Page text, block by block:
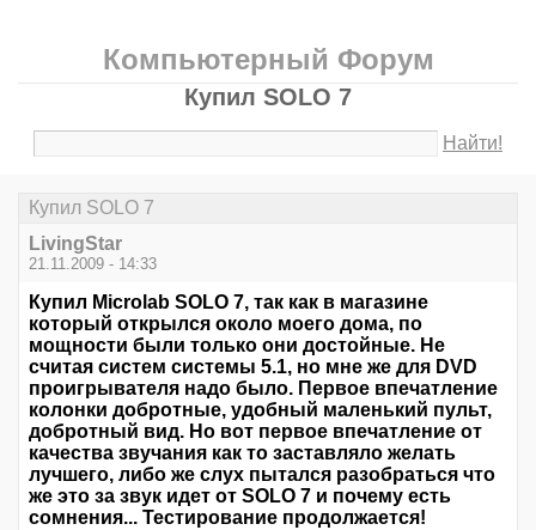
Компьютерный Форум
Купил SOLO 7
Найти!
Купил SOLO 7
LivingStar
21.11.2009 - 14:33
Купил Microlab SOLO 7, так как в магазине
который открылся около моего дома, по
мощности были только они достойные. Не
считая систем системы 5.1, но мне же для DVD
проигрывателя надо было. Первое впечатление
колонки добротные, удобный маленький пульт,
добротный вид. Но вот первое впечатление от
качества звучания как то заставляло желать
лучшего, либо же слух пытался разобраться что
же это за звук идет от SOLO 7 и почему есть
сомнения... Тестирование продолжается!